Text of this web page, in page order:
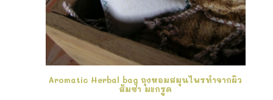
Aromatic Herbal bag ถุงหอมสมุนไพรทำจากผิว
ส้มซ่า มะกรูด